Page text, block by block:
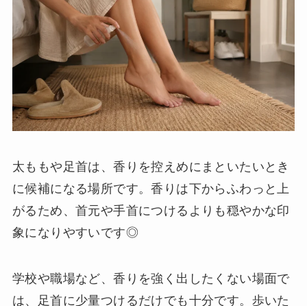
太ももや足首は、香りを控えめにまといたいとき
に候補になる場所です。香りは下からふわっと上
がるため、首元や手首につけるよりも穏やかな印
象になりやすいです◎
学校や職場など、香りを強く出したくない場面で
は、足首に少量つけるだけでも十分です。歩いた